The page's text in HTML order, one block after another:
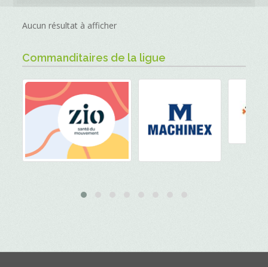
Aucun résultat à afficher
Commanditaires de la ligue